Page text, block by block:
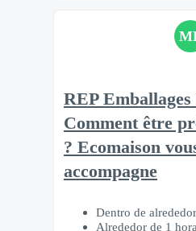
REP Emballages
Comment être
? Ecomaison
accompagne
Dentro de
Alrededor de 1 hora